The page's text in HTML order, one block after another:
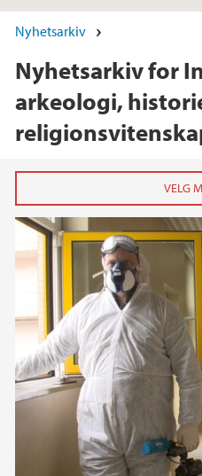
Nyhetsarkiv
Nyhetsarkiv for
arkeologi,